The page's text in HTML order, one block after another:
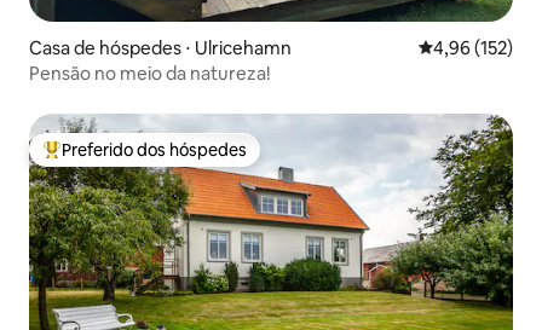
Casa de hóspedes ⋅ Ulricehamn 4,96 de uma
4,96 (152)
Pensão no meio da natureza!
Entre os melhores preferidos dos hóspedes
Preferido dos hóspedes